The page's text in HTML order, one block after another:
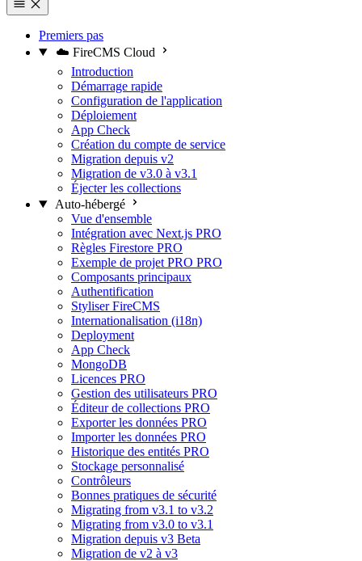
Premiers pas
☁️ FireCMS Cloud
Introduction
Démarrage rapide
Configuration de l'application
Déploiement
App Check
Création du compte de service
Migration depuis v2
Migration de v3.0 à v3.1
Éjecter les collections
Auto-hébergé
Vue d'ensemble
Intégration avec Next.js PRO
Règles Firestore PRO
Exemple de projet PRO PRO
Composants principaux
Authentification
Styliser FireCMS
Internationalisation (i18n)
Deployment
App Check
MongoDB
Licences PRO
Gestion des utilisateurs PRO
Éditeur de collections PRO
Exporter les données PRO
Importer les données PRO
Historique des entités PRO
Stockage personnalisé
Contrôleurs
Bonnes pratiques de sécurité
Migrating from v3.1 to v3.2
Migrating from v3.0 to v3.1
Migration depuis v3 Beta
Migration de v2 à v3